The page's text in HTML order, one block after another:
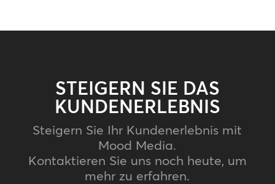
STEIGERN SIE DAS
KUNDENERLEBNIS
Steigern Sie Ihr Kundenerlebnis mit
Mood Media.
Kontaktieren Sie uns noch heute, um
mehr zu erfahren.